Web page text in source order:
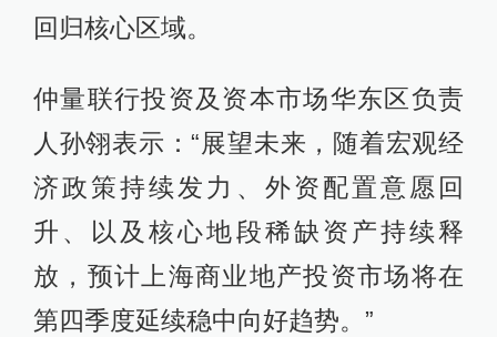
回归核心区域。
仲量联行投资及资本市场华东区负责
人孙翎表示：“展望未来，随着宏观经
济政策持续发力、外资配置意愿回
升、以及核心地段稀缺资产持续释
放，预计上海商业地产投资市场将在
第四季度延续稳中向好趋势。”